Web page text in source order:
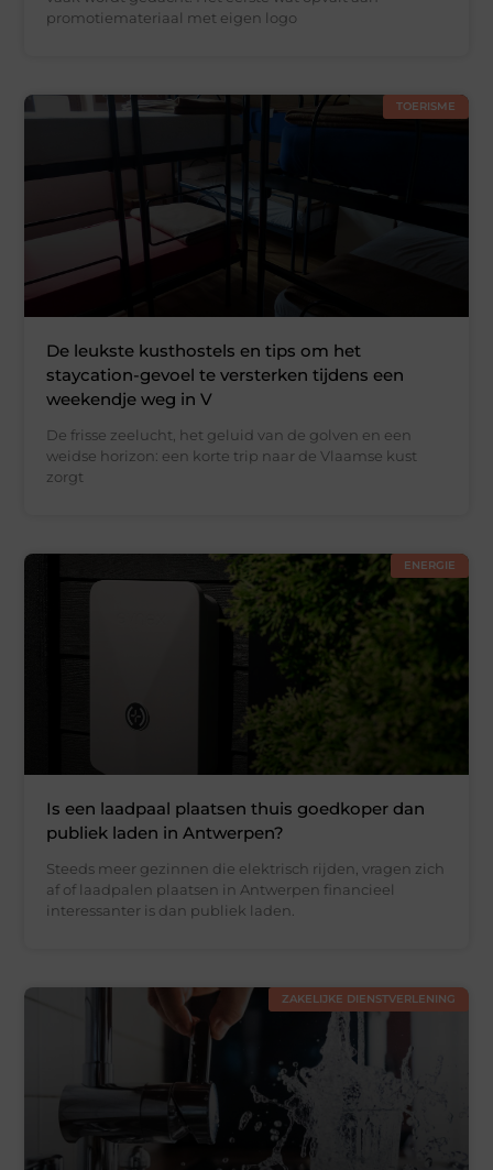
promotiemateriaal met eigen logo
TOERISME
De leukste kusthostels en tips om het
staycation-gevoel te versterken tijdens een
weekendje weg in V
De frisse zeelucht, het geluid van de golven en een
weidse horizon: een korte trip naar de Vlaamse kust
zorgt
ENERGIE
Is een laadpaal plaatsen thuis goedkoper dan
publiek laden in Antwerpen?
Steeds meer gezinnen die elektrisch rijden, vragen zich
af of laadpalen plaatsen in Antwerpen financieel
interessanter is dan publiek laden.
ZAKELIJKE DIENSTVERLENING